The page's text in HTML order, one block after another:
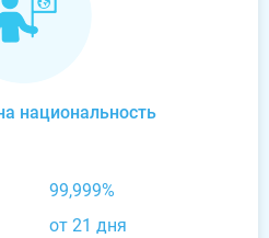
национальность
99,999%
от 21 дня